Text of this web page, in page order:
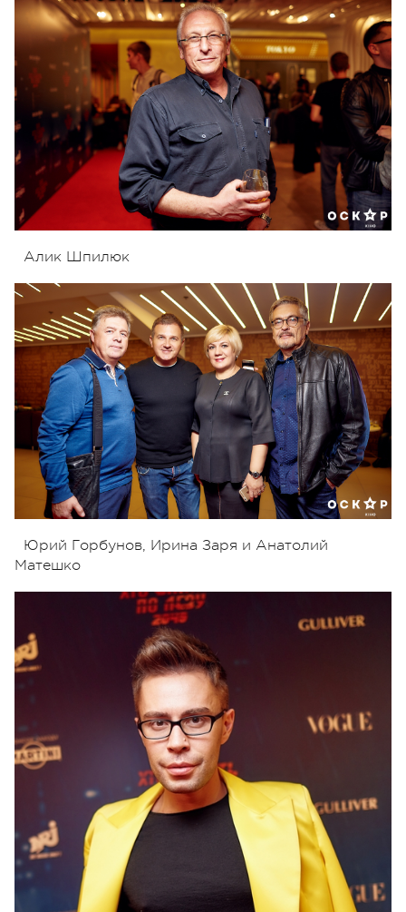
Алик Шпилюк
Юрий Горбунов, Ирина Заря и Анатолий
Матешко